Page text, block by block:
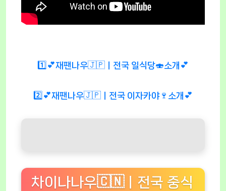
1️⃣💕재팬나우🇯🇵ㅣ전국 일식당🍣소개💕
2️⃣💕재팬나우🇯🇵ㅣ전국 이자카야🍷소개💕
차이나나우🇨🇳ㅣ전국 중식